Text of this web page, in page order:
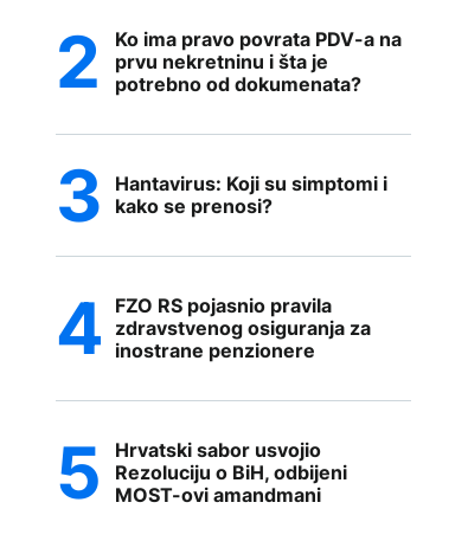
Ko ima pravo povrata PDV-a na
prvu nekretninu i šta je
potrebno od dokumenata?
Hantavirus: Koji su simptomi i
kako se prenosi?
FZO RS pojasnio pravila
zdravstvenog osiguranja za
inostrane penzionere
Hrvatski sabor usvojio
Rezoluciju o BiH, odbijeni
MOST-ovi amandmani